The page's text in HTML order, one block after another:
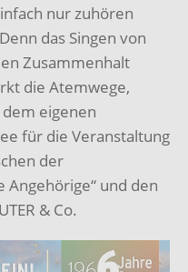
nur zuhören
das Singen von
Zusammenhalt
die Atemwege,
eigenen
für die Veranstaltung
der
Angehörige“ und den
& Co.